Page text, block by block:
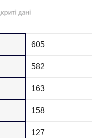
605
582
163
158
127